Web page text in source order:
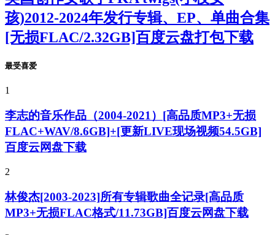
孩)2012-2024年发行专辑、EP、单曲合集
[无损FLAC/2.32GB]百度云盘打包下载
最受喜爱
1
李志的音乐作品（2004-2021）[高品质MP3+无损
FLAC+WAV/8.6GB]+[更新LIVE现场视频54.5GB]
百度云网盘下载
2
林俊杰[2003-2023]所有专辑歌曲全记录[高品质
MP3+无损FLAC格式/11.73GB]百度云网盘下载